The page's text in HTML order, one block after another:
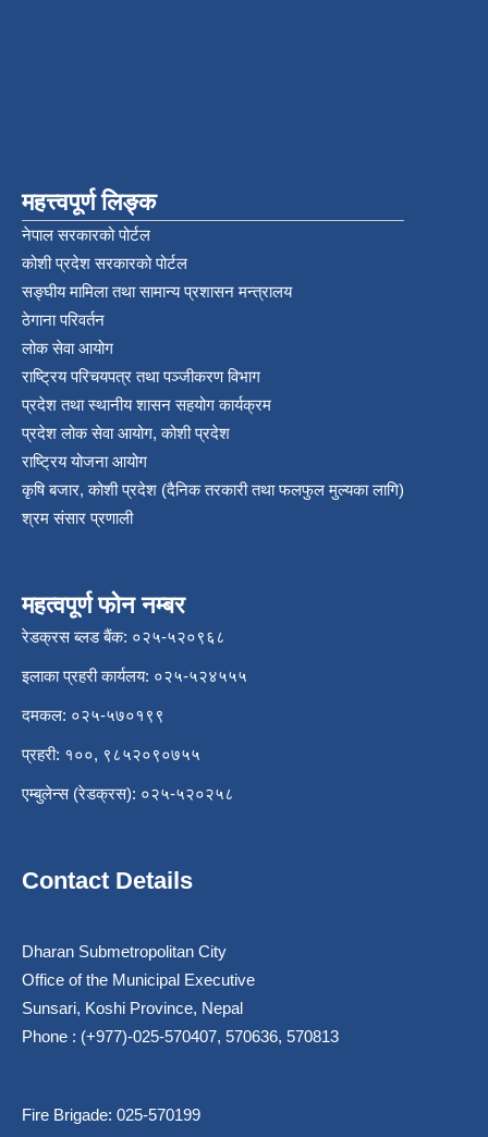
महत्त्वपूर्ण लिङ्क
नेपाल सरकारको पोर्टल
कोशी प्रदेश सरकारको पोर्टल
सङ्‍घीय मामिला तथा सामान्य प्रशासन मन्त्रालय
ठेगाना परिवर्तन
लोक सेवा आयोग
राष्ट्रिय परिचयपत्र तथा पञ्‍जीकरण विभाग
प्रदेश तथा स्थानीय शासन सहयोग कार्यक्रम
प्रदेश लोक सेवा आयोग, कोशी प्रदेश
राष्ट्रिय योजना आयोग
कृषि बजार, कोशी प्रदेश (दैनिक तरकारी तथा फलफुल मुल्यका लागि)
श्रम संसार प्रणाली
महत्वपूर्ण फोन नम्बर
रेडक्रस ब्लड बैंक: ०२५-५२०९६८
इलाका प्रहरी कार्यलय: ०२५-५२४५५५
दमकल: ०२५-५७०१९९
प्रहरी: १००, ९८५२०९०७५५
एम्बुलेन्स (रेडक्रस): ०२५-५२०२५८
Contact Details
Dharan Submetropolitan City
Office of the Municipal Executive
Sunsari, Koshi Province, Nepal
Phone : (+977)-025-570407, 570636, 570813
Fire Brigade: 025-570199